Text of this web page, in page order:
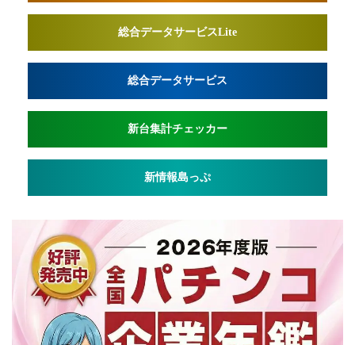
総合データサービスLite
総合データサービス
新台集計チェッカー
新情報島っぷ